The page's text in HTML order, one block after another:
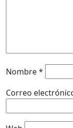
Nombre*
Correo